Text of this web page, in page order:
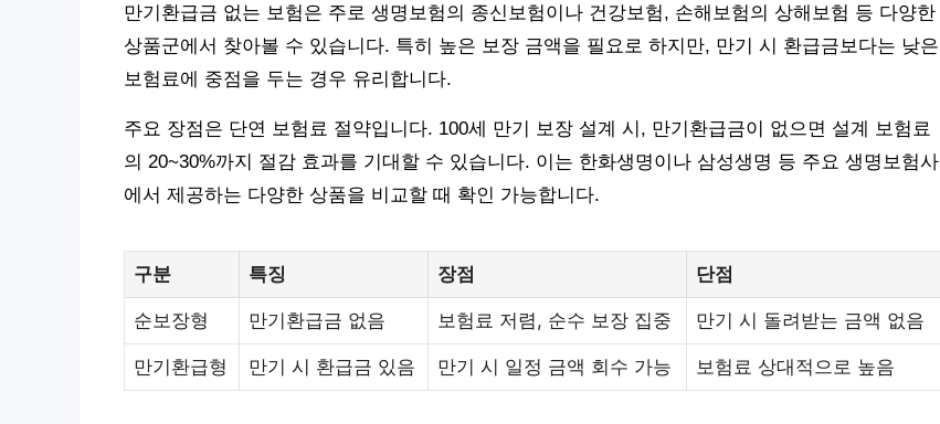
만기환급금 없는 보험은 주로 생명보험의 종신보험이나 건강보험, 손해보험의 상해보험 등 다양한
상품군에서 찾아볼 수 있습니다. 특히 높은 보장 금액을 필요로 하지만, 만기 시 환급금보다는 낮은
보험료에 중점을 두는 경우 유리합니다.
주요 장점은 단연 보험료 절약입니다. 100세 만기 보장 설계 시, 만기환급금이 없으면 설계 보험료
의 20~30%까지 절감 효과를 기대할 수 있습니다. 이는 한화생명이나 삼성생명 등 주요 생명보험사
에서 제공하는 다양한 상품을 비교할 때 확인 가능합니다.
구분 특징 장점 단점
순보장형 만기환급금 없음 보험료 저렴, 순수 보장 집중 만기 시 돌려받는 금액 없음
만기환급형 만기 시 환급금 있음 만기 시 일정 금액 회수 가능 보험료 상대적으로 높음